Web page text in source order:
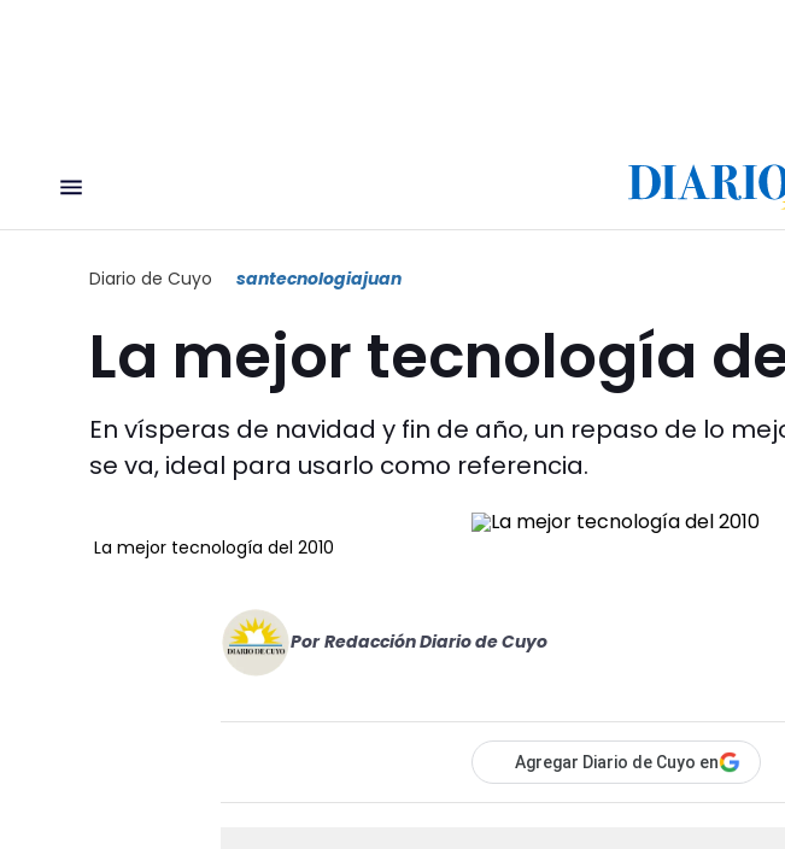
Diario de Cuyo santecnologiajuan
La mejor tecnología
En vísperas de navidad y fin de año, un repaso de lo
se va, ideal para usarlo como referencia.
La mejor tecnología del 2010
Por Redacción Diario de Cuyo
Agregar Diario de Cuyo en